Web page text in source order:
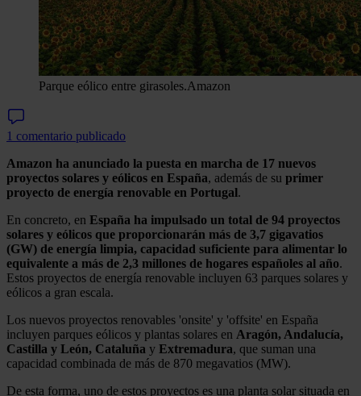
Parque eólico entre girasoles.Amazon
1 comentario publicado
Amazon ha anunciado la puesta en marcha de 17 nuevos
proyectos solares y eólicos en España, además de su primer
proyecto de energía renovable en Portugal.
En concreto, en España ha impulsado un total de 94 proyectos
solares y eólicos que proporcionarán más de 3,7 gigavatios
(GW) de energía limpia, capacidad suficiente para alimentar lo
equivalente a más de 2,3 millones de hogares españoles al año.
Estos proyectos de energía renovable incluyen 63 parques solares y
eólicos a gran escala.
Los nuevos proyectos renovables 'onsite' y 'offsite' en España
incluyen parques eólicos y plantas solares en Aragón, Andalucía,
Castilla y León, Cataluña y Extremadura, que suman una
capacidad combinada de más de 870 megavatios (MW).
De esta forma, uno de estos proyectos es una planta solar situada en